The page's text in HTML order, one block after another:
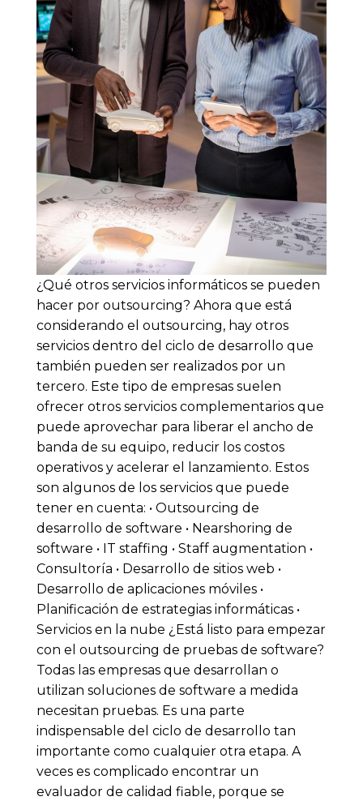
¿Qué otros servicios informáticos se pueden
hacer por outsourcing? Ahora que está
considerando el outsourcing, hay otros
servicios dentro del ciclo de desarrollo que
también pueden ser realizados por un
tercero. Este tipo de empresas suelen
ofrecer otros servicios complementarios que
puede aprovechar para liberar el ancho de
banda de su equipo, reducir los costos
operativos y acelerar el lanzamiento. Estos
son algunos de los servicios que puede
tener en cuenta: • Outsourcing de
desarrollo de software • Nearshoring de
software • IT staffing • Staff augmentation •
Consultoría • Desarrollo de sitios web •
Desarrollo de aplicaciones móviles •
Planificación de estrategias informáticas •
Servicios en la nube ¿Está listo para empezar
con el outsourcing de pruebas de software?
Todas las empresas que desarrollan o
utilizan soluciones de software a medida
necesitan pruebas. Es una parte
indispensable del ciclo de desarrollo tan
importante como cualquier otra etapa. A
veces es complicado encontrar un
evaluador de calidad fiable, porque se